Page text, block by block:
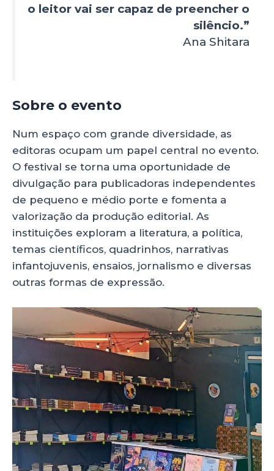
o leitor vai ser capaz de preencher o
silêncio.”
Ana Shitara
Sobre o evento
Num espaço com grande diversidade, as
editoras ocupam um papel central no evento.
O festival se torna uma oportunidade de
divulgação para publicadoras independentes
de pequeno e médio porte e fomenta a
valorização da produção editorial. As
instituições exploram a literatura, a política,
temas científicos, quadrinhos, narrativas
infantojuvenis, ensaios, jornalismo e diversas
outras formas de expressão.